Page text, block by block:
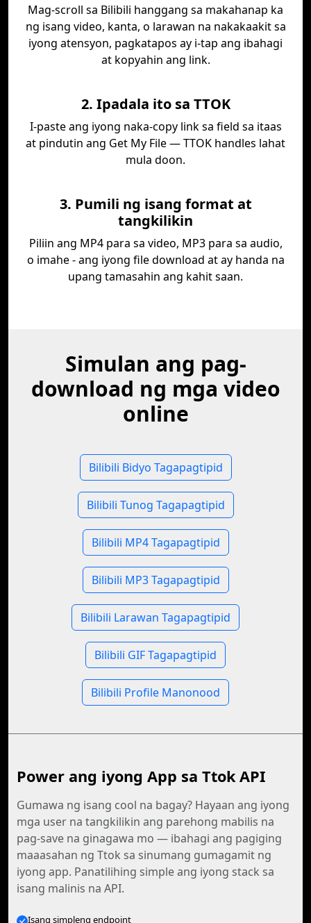
Mag-scroll sa Bilibili hanggang sa makahanap ka
ng isang video, kanta, o larawan na nakakaakit sa
iyong atensyon, pagkatapos ay i-tap ang ibahagi
at kopyahin ang link.
2. Ipadala ito sa TTOK
I-paste ang iyong naka-copy link sa field sa itaas
at pindutin ang Get My File — TTOK handles lahat
mula doon.
3. Pumili ng isang format at
tangkilikin
Piliin ang MP4 para sa video, MP3 para sa audio,
o imahe - ang iyong file download at ay handa na
upang tamasahin ang kahit saan.
Simulan ang pag-
download ng mga video
online
Bilibili Bidyo Tagapagtipid
Bilibili Tunog Tagapagtipid
Bilibili MP4 Tagapagtipid
Bilibili MP3 Tagapagtipid
Bilibili Larawan Tagapagtipid
Bilibili GIF Tagapagtipid
Bilibili Profile Manonood
Power ang iyong App sa Ttok API
Gumawa ng isang cool na bagay? Hayaan ang iyong
mga user na tangkilikin ang parehong mabilis na
pag-save na ginagawa mo — ibahagi ang pagiging
maaasahan ng Ttok sa sinumang gumagamit ng
iyong app. Panatilihing simple ang iyong stack sa
isang malinis na API.
Isang simpleng endpoint